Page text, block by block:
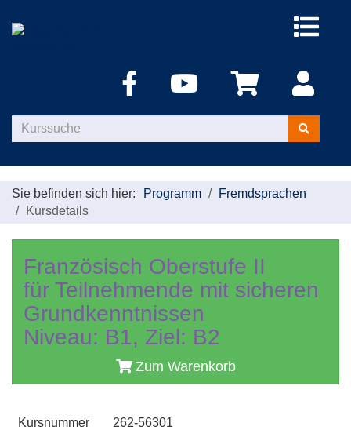
Menü
Kurse
suchen
Sie befinden sich hier: Programm
Fremdsprachen
Kursdetails
Französisch Oberstufe II
für Teilnehmende mit sicheren
Grundkenntnissen
Niveau: B1, Ziel: B2
Zum Warenkorb
Kursnummer 262-56301